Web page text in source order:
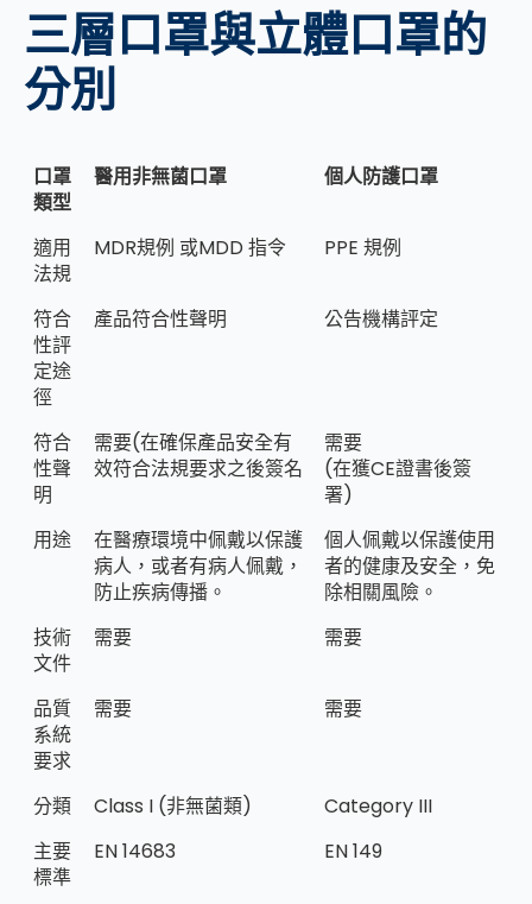
三層口罩與立體口罩的
分別
口罩
類型
醫用非無菌口罩 個人防護口罩
適用
法規
MDR規例 或MDD 指令 PPE 規例
符合
性評
定途
徑
產品符合性聲明 公告機構評定
符合
性聲
明
需要(在確保產品安全有
效符合法規要求之後簽名
需要
(在獲CE證書後簽
署)
用途
在醫療環境中佩戴以保護
病人，或者有病人佩戴，
防止疾病傳播。
個人佩戴以保護使用
者的健康及安全，免
除相關風險。
技術
文件
需要 需要
品質
系統
要求
需要 需要
分類 Class I (非無菌類)
Category III
主要
標準
EN 14683 EN 149